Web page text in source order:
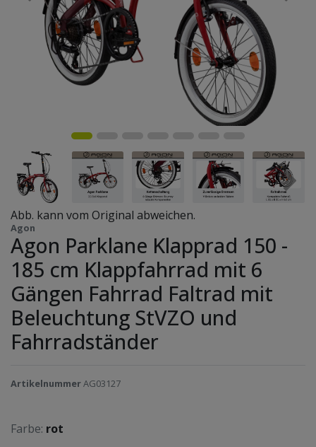
Abb. kann vom Original abweichen.
Agon
Agon Parklane Klapprad 150 -
185 cm Klappfahrrad mit 6
Gängen Fahrrad Faltrad mit
Beleuchtung StVZO und
Fahrradständer
ArtikelnummerAG03127
Farbe: rot